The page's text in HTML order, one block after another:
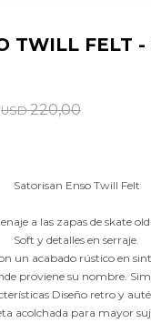
TWILL FELT
USD 220,00
Satorisan Enso Twill Felt
a las zapas de skate
Soft y detalles en serraje.
un acabado rústico en
proviene su nombre.
Diseño retro y
acolchada para mayor